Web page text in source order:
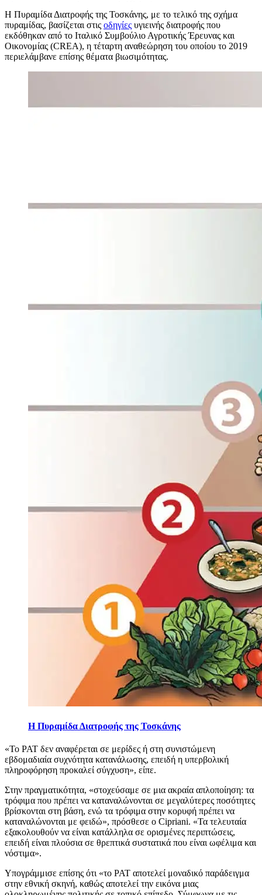
Η Πυραμίδα Διατροφής της Τοσκάνης, με το τελικό της σχήμα
πυραμίδας, βασίζεται στις οδηγίες υγιεινής διατροφής που
εκδόθηκαν από το Ιταλικό Συμβούλιο Αγροτικής Έρευνας και
Οικονομίας (CREA), η τέταρτη αναθεώρηση του οποίου το 2019
περιελάμβανε επίσης θέματα βιωσιμότητας.
Η Πυραμίδα Διατροφής της Τοσκάνης
«Το PAT δεν αναφέρεται σε μερίδες ή στη συνιστώμενη
εβδομαδιαία συχνότητα κατανάλωσης, επειδή η υπερβολική
πληροφόρηση προκαλεί σύγχυση», είπε.
Στην πραγματικότητα, «στοχεύσαμε σε μια ακραία απλοποίηση: τα
τρόφιμα που πρέπει να καταναλώνονται σε μεγαλύτερες ποσότητες
βρίσκονται στη βάση, ενώ τα τρόφιμα στην κορυφή πρέπει να
καταναλώνονται με φειδώ», πρόσθεσε ο Cipriani. «Τα τελευταία
εξακολουθούν να είναι κατάλληλα σε ορισμένες περιπτώσεις,
επειδή είναι πλούσια σε θρεπτικά συστατικά που είναι ωφέλιμα και
νόστιμα».
Υπογράμμισε επίσης ότι «το PAT αποτελεί μοναδικό παράδειγμα
στην εθνική σκηνή, καθώς αποτελεί την εικόνα μιας